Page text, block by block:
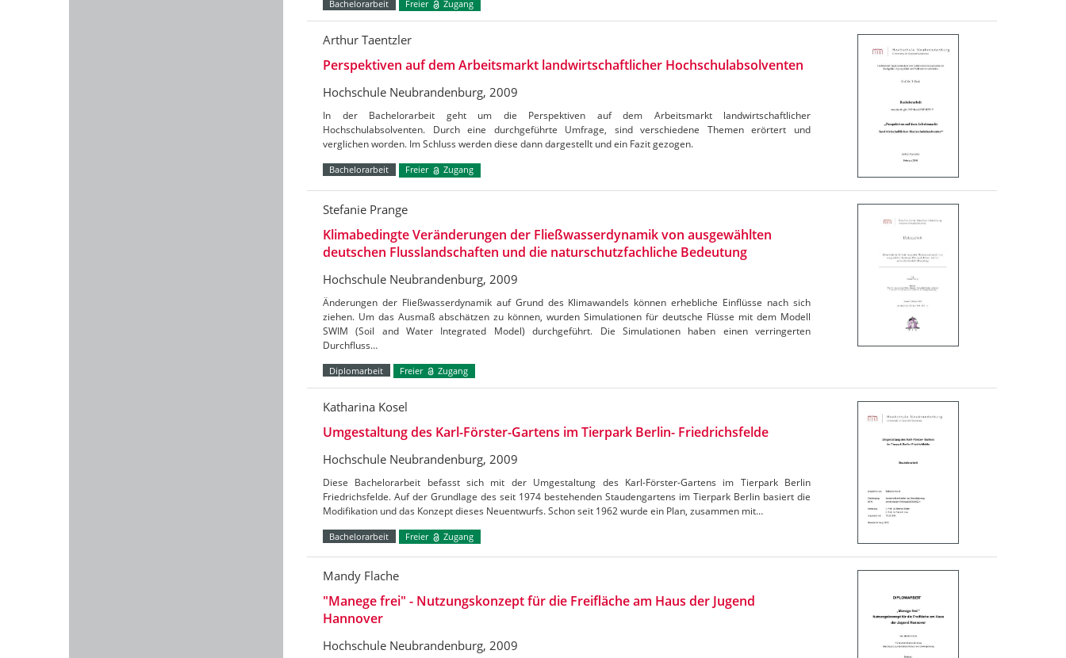
Bachelorarbeit Freier Zugang
Arthur Taentzler
Perspektiven auf dem Arbeitsmarkt landwirtschaftlicher Hochschulabsolventen
Hochschule Neubrandenburg, 2009
In der Bachelorarbeit geht um die Perspektiven auf dem Arbeitsmarkt landwirtschaftlicher
Hochschulabsolventen. Durch eine durchgeführte Umfrage, sind verschiedene Themen erörtert und
verglichen worden. Im Schluss werden diese dann dargestellt und ein Fazit gezogen.
Bachelorarbeit Freier Zugang
Stefanie Prange
Klimabedingte Veränderungen der Fließwasserdynamik von ausgewählten
deutschen Flusslandschaften und die naturschutzfachliche Bedeutung
Hochschule Neubrandenburg, 2009
Änderungen der Fließwasserdynamik auf Grund des Klimawandels können erhebliche Einflüsse nach sich
ziehen. Um das Ausmaß abschätzen zu können, wurden Simulationen für deutsche Flüsse mit dem Modell
SWIM (Soil and Water Integrated Model) durchgeführt. Die Simulationen haben einen verringerten
Durchfluss…
Diplomarbeit Freier Zugang
Katharina Kosel
Umgestaltung des Karl-Förster-Gartens im Tierpark Berlin- Friedrichsfelde
Hochschule Neubrandenburg, 2009
Diese Bachelorarbeit befasst sich mit der Umgestaltung des Karl-Förster-Gartens im Tierpark Berlin
Friedrichsfelde. Auf der Grundlage des seit 1974 bestehenden Staudengartens im Tierpark Berlin basiert die
Modifikation und das Konzept dieses Neuentwurfs. Schon seit 1962 wurde ein Plan, zusammen mit…
Bachelorarbeit Freier Zugang
Mandy Flache
"Manege frei" - Nutzungskonzept für die Freifläche am Haus der Jugend
Hannover
Hochschule Neubrandenburg, 2009